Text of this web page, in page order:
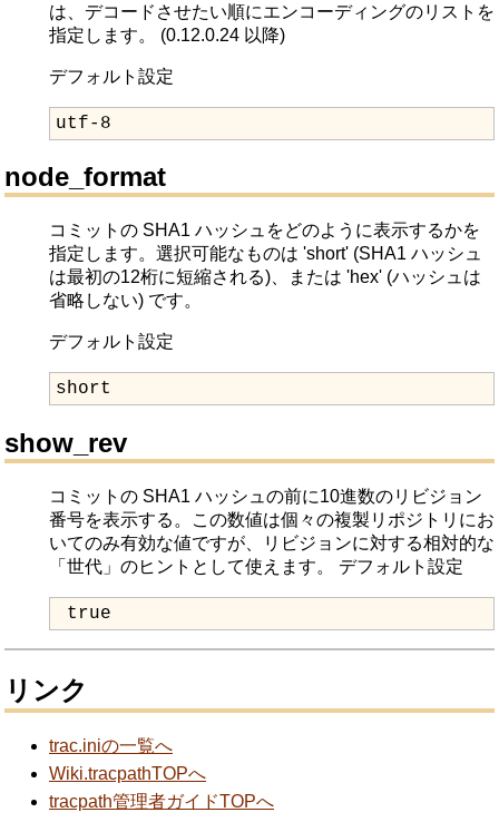
は、デコードさせたい順にエンコーディングのリストを
指定します。 (0.12.0.24 以降)
デフォルト設定
utf-8
node_format
コミットの SHA1 ハッシュをどのように表示するかを
指定します。選択可能なものは 'short' (SHA1 ハッシュ
は最初の12桁に短縮される)、または 'hex' (ハッシュは
省略しない) です。
デフォルト設定
short
show_rev
コミットの SHA1 ハッシュの前に10進数のリビジョン
番号を表示する。この数値は個々の複製リポジトリにお
いてのみ有効な値ですが、リビジョンに対する相対的な
「世代」のヒントとして使えます。 デフォルト設定
true
リンク
trac.iniの一覧へ
Wiki.tracpathTOPへ
tracpath管理者ガイドTOPへ